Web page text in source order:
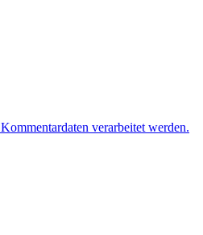
verarbeitet werden.